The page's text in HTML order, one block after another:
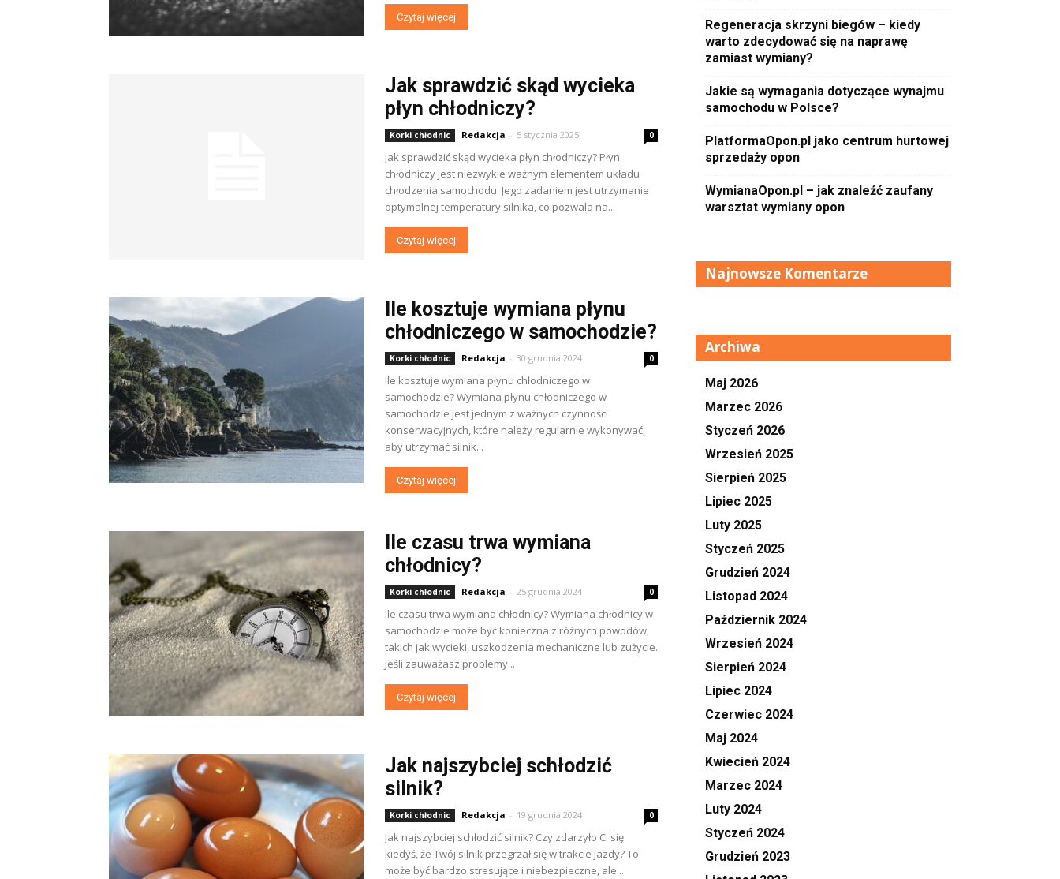
Czytaj więcej
Jak sprawdzić skąd wycieka
płyn chłodniczy?
Korki chłodnic Redakcja - 5 stycznia 2025 0
Jak sprawdzić skąd wycieka płyn chłodniczy? Płyn
chłodniczy jest niezwykle ważnym elementem układu
chłodzenia samochodu. Jego zadaniem jest utrzymanie
optymalnej temperatury silnika, co pozwala na...
Czytaj więcej
Ile kosztuje wymiana płynu
chłodniczego w samochodzie?
Korki chłodnic Redakcja - 30 grudnia 2024 0
Ile kosztuje wymiana płynu chłodniczego w
samochodzie? Wymiana płynu chłodniczego w
samochodzie jest jednym z ważnych czynności
konserwacyjnych, które należy regularnie wykonywać,
aby utrzymać silnik...
Czytaj więcej
Ile czasu trwa wymiana
chłodnicy?
Korki chłodnic Redakcja - 25 grudnia 2024 0
Ile czasu trwa wymiana chłodnicy? Wymiana chłodnicy w
samochodzie może być konieczna z różnych powodów,
takich jak wycieki, uszkodzenia mechaniczne lub zużycie.
Jeśli zauważasz problemy...
Czytaj więcej
Jak najszybciej schłodzić
silnik?
Korki chłodnic Redakcja - 19 grudnia 2024 0
Jak najszybciej schłodzić silnik? Czy zdarzyło Ci się
kiedyś, że Twój silnik przegrzał się w trakcie jazdy? To
może być bardzo stresujące i niebezpieczne, ale...
Regeneracja skrzyni biegów – kiedy
warto zdecydować się na naprawę
zamiast wymiany?
Jakie są wymagania dotyczące wynajmu
samochodu w Polsce?
PlatformaOpon.pl jako centrum hurtowej
sprzedaży opon
WymianaOpon.pl – jak znaleźć zaufany
warsztat wymiany opon
Najnowsze Komentarze
Archiwa
Maj 2026
Marzec 2026
Styczeń 2026
Wrzesień 2025
Sierpień 2025
Lipiec 2025
Luty 2025
Styczeń 2025
Grudzień 2024
Listopad 2024
Październik 2024
Wrzesień 2024
Sierpień 2024
Lipiec 2024
Czerwiec 2024
Maj 2024
Kwiecień 2024
Marzec 2024
Luty 2024
Styczeń 2024
Grudzień 2023